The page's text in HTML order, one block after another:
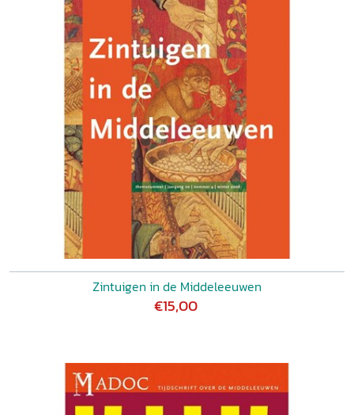
Zintuigen in de Middeleeuwen
€15,00